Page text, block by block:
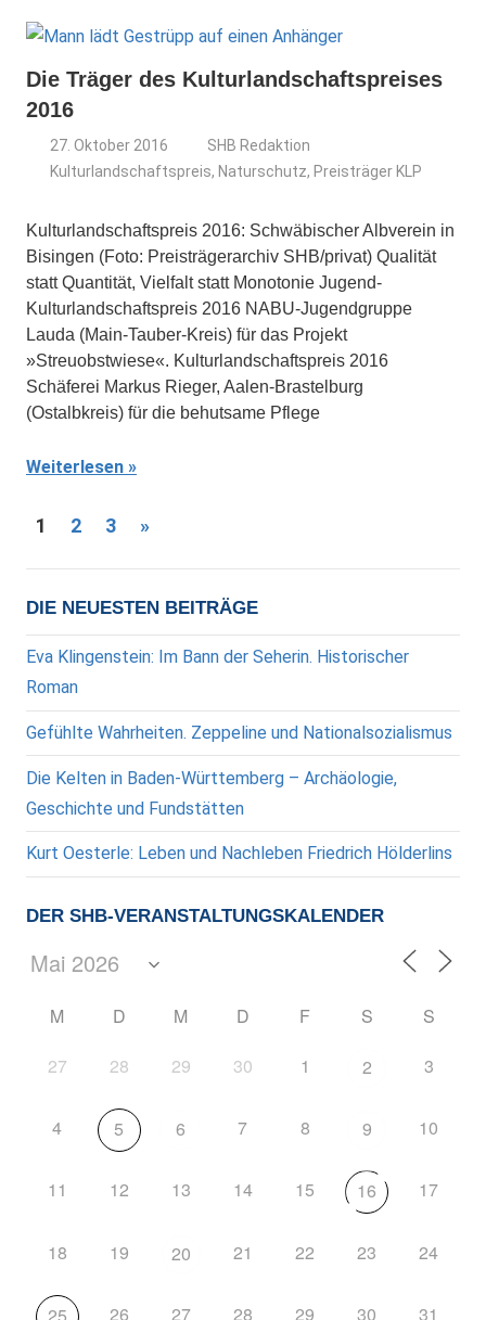
Die Träger des Kulturlandschaftspreises
2016
27. Oktober 2016
SHB Redaktion
Kulturlandschaftspreis, Naturschutz, Preisträger KLP
Kulturlandschaftspreis 2016: Schwäbischer Albverein in
Bisingen (Foto: Preisträgerarchiv SHB/privat) Qualität
statt Quantität, Vielfalt statt Monotonie Jugend-
Kulturlandschaftspreis 2016 NABU-Jugendgruppe
Lauda (Main-Tauber-Kreis) für das Projekt
»Streuobstwiese«. Kulturlandschaftspreis 2016
Schäferei Markus Rieger, Aalen-Brastelburg
(Ostalbkreis) für die behutsame Pflege
Weiterlesen
Seitennummerierung
der
Beiträge
1 2 3
Nächste
»
DIE NEUESTEN BEITRÄGE
Eva Klingenstein: Im Bann der Seherin. Historischer
Roman
Gefühlte Wahrheiten. Zeppeline und Nationalsozialismus
Die Kelten in Baden-Württemberg – Archäologie,
Geschichte und Fundstätten
Kurt Oesterle: Leben und Nachleben Friedrich Hölderlins
DER SHB-VERANSTALTUNGSKALENDER
M D M D F S S
27 28 29 30 1 2 3
4 5 6 7 8 9 10
11 12 13 14 15 16 17
18 19 20 21 22 23 24
25 26 27 28 29 30 31